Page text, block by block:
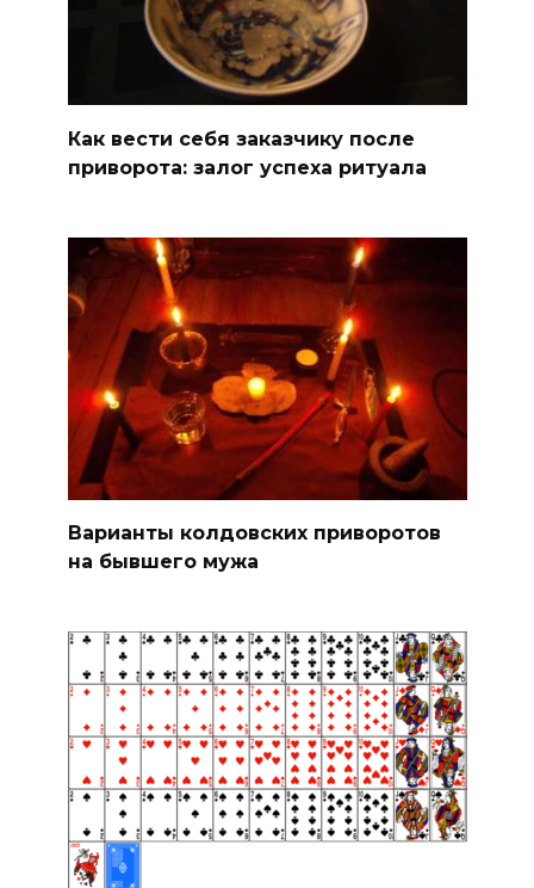
Как вести себя заказчику после
приворота: залог успеха ритуала
Варианты колдовских приворотов
на бывшего мужа